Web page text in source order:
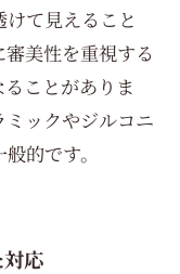
て見えること
審美性を重視する
ことがありま
ックやジルコニ
的です。
応